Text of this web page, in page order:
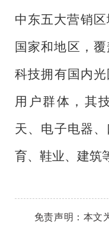
中东五大营销
国家和地区，
科技拥有国内
用户群体，其
天、电子电器
育、鞋业、建筑
免责声明：本文